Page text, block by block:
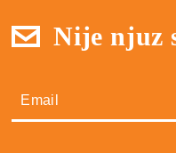
Nije njuz